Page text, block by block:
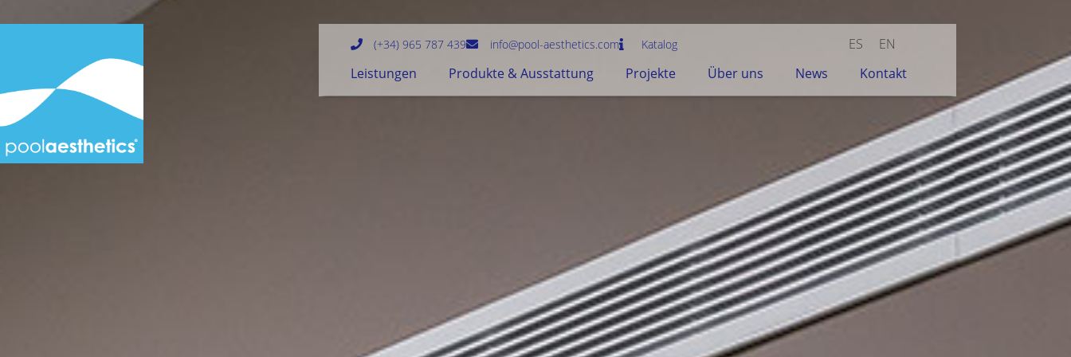
(+34) 965 787 439 info@pool-aesthetics.com Katalog ES
EN
Leistungen
Produkte & Ausstattung Projekte Über uns News Kontakt